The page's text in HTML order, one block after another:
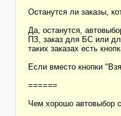
Останутся ли заказы,
Да, останутся,
ПЗ, заказ для БС или
таких заказах есть
Если вместо кнопки
======
Чем хорошо автовыбор